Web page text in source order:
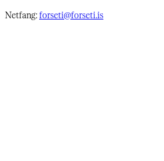
Netfang:forseti@forseti.is